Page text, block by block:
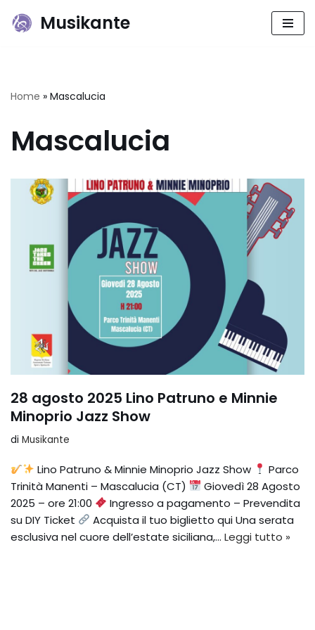
Musikante
Home » Mascalucia
Mascalucia
28 agosto 2025 Lino Patruno e Minnie
Minoprio Jazz Show
di Musikante
Lino Patruno & Minnie Minoprio Jazz Show
Parco
Trinità Manenti – Mascalucia (CT)
Giovedì 28 Agosto
2025 – ore 21:00
Ingresso a pagamento – Prevendita
su DIY Ticket
Acquista il tuo biglietto qui Una serata
esclusiva nel cuore dell’estate siciliana,… Leggi tutto »